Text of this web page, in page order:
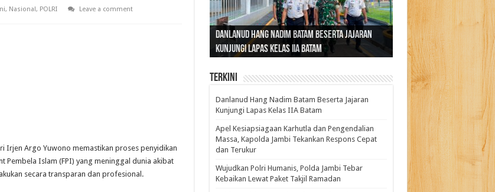
, Nasional, POLRI
Leave a comment
Irjen Argo Yuwono memastikan proses penyidikan
Pembela Islam (FPI) yang meninggal dunia akibat
secara transparan dan profesional.
Danlanud Hang Nadim Batam Beserta Jajaran
Kunjungi Lapas Kelas IIA Batam
Silaturahmi dan Reses Komite I DPD RI di Polda
Jambi Bahas Sinergitas Penanganan Narkotika
Gubernur Al Haris: Lomba Cerdas Cermat Sarana
Edukasi Pembentukan Karakter Generasi
Penerus
Gubernur Al Haris Dorong Koperasi Merah Putih
Cepat Beroperasi Agar Bisa Layani Masyarakat
Penuhi Kebutuhannya
Sosok Fenomenal yang Menggetarkan
Nusantara: Ratu Wangsa, Wanita Berkelas
dengan Pengaruh Internasional
Terkini
Danlanud Hang Nadim Batam Beserta Jajaran
Kunjungi Lapas Kelas IIA Batam
Apel Kesiapsiagaan Karhutla dan Pengendalian
Massa, Kapolda Jambi Tekankan Respons Cepat
dan Terukur
Wujudkan Polri Humanis, Polda Jambi Tebar
Kebaikan Lewat Paket Takjil Ramadan